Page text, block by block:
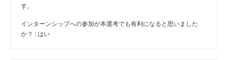
す。
インターンシップへの参加が本選考でも有利になると思いました
か？ : はい